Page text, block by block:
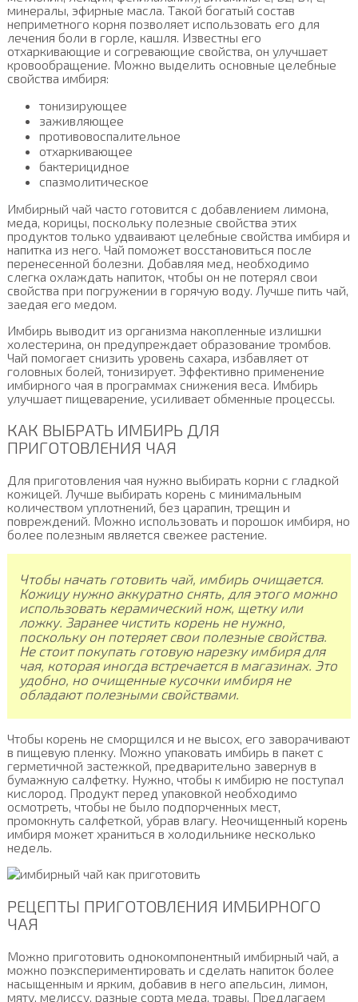
минералы, эфирные масла. Такой богатый состав
неприметного корня позволяет использовать его для
лечения боли в горле, кашля. Известны его
отхаркивающие и согревающие свойства, он улучшает
кровообращение. Можно выделить основные целебные
свойства имбиря:
тонизирующее
заживляющее
противовоспалительное
отхаркивающее
бактерицидное
спазмолитическое
Имбирный чай часто готовится с добавлением лимона,
меда, корицы, поскольку полезные свойства этих
продуктов только удваивают целебные свойства имбиря и
напитка из него. Чай поможет восстановиться после
перенесенной болезни. Добавляя мед, необходимо
слегка охлаждать напиток, чтобы он не потерял свои
свойства при погружении в горячую воду. Лучше пить чай,
заедая его медом.
Имбирь выводит из организма накопленные излишки
холестерина, он предупреждает образование тромбов.
Чай помогает снизить уровень сахара, избавляет от
головных болей, тонизирует. Эффективно применение
имбирного чая в программах снижения веса. Имбирь
улучшает пищеварение, усиливает обменные процессы.
КАК ВЫБРАТЬ ИМБИРЬ ДЛЯ
ПРИГОТОВЛЕНИЯ ЧАЯ
Для приготовления чая нужно выбирать корни с гладкой
кожицей. Лучше выбирать корень с минимальным
количеством уплотнений, без царапин, трещин и
повреждений. Можно использовать и порошок имбиря, но
более полезным является свежее растение.
Чтобы начать готовить чай, имбирь очищается.
Кожицу нужно аккуратно снять, для этого можно
использовать керамический нож, щетку или
ложку. Заранее чистить корень не нужно,
поскольку он потеряет свои полезные свойства.
Не стоит покупать готовую нарезку имбиря для
чая, которая иногда встречается в магазинах. Это
удобно, но очищенные кусочки имбиря не
обладают полезными свойствами.
Чтобы корень не сморщился и не высох, его заворачивают
в пищевую пленку. Можно упаковать имбирь в пакет с
герметичной застежкой, предварительно завернув в
бумажную салфетку. Нужно, чтобы к имбирю не поступал
кислород. Продукт перед упаковкой необходимо
осмотреть, чтобы не было подпорченных мест,
промокнуть салфеткой, убрав влагу. Неочищенный корень
имбиря может храниться в холодильнике несколько
недель.
РЕЦЕПТЫ ПРИГОТОВЛЕНИЯ ИМБИРНОГО
ЧАЯ
Можно приготовить однокомпонентный имбирный чай, а
можно поэкспериментировать и сделать напиток более
насыщенным и ярким, добавив в него апельсин, лимон,
мяту, мелиссу, разные сорта меда, травы. Предлагаем